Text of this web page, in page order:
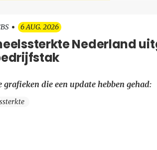
6 AUG. 2026
Nederland
grafieken die een update hebben gehad: